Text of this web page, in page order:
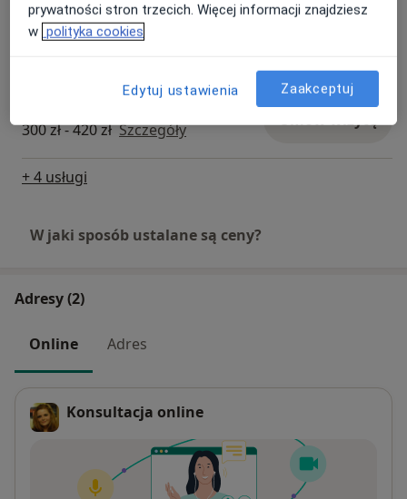
Konsultacja dietetyczna (kolejna
wizyta)
300 zł - 420 zł Szczegóły Umów wizytę
+ 4 usługi
W jaki sposób ustalane są ceny?
Adresy (2)
Online Adres
Konsultacja online
prywatności stron trzecich. Więcej informacji znajdziesz
w polityka cookies
Edytuj ustawienia Zaakceptuj